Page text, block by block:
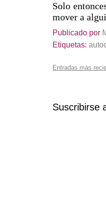
Solo
mover a
Publicado por
Etiquetas:
Entradas más
Suscribirse